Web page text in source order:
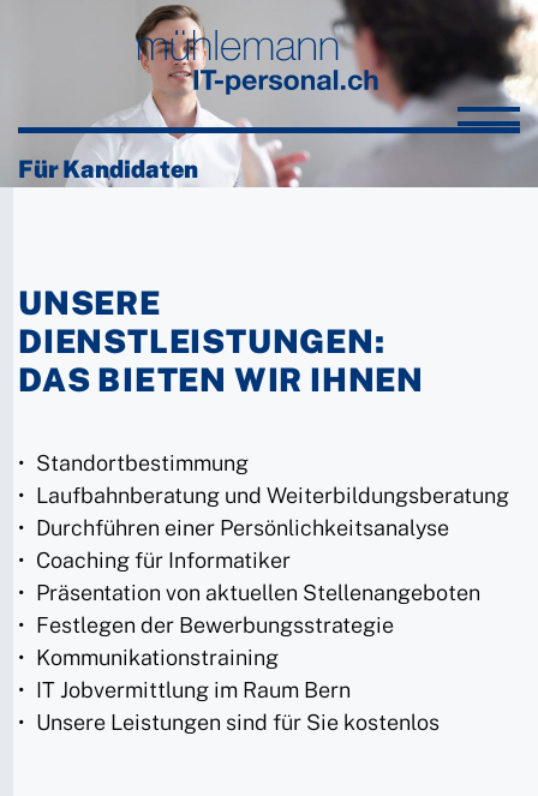
Für Kandidaten
UNSERE
DIENSTLEISTUNGEN:
DAS BIETEN WIR IHNEN
Standortbestimmung
Laufbahnberatung und Weiterbildungsberatung
Durchführen einer Persönlichkeitsanalyse
Coaching für Informatiker
Präsentation von aktuellen Stellenangeboten
Festlegen der Bewerbungsstrategie
Kommunikationstraining
IT Jobvermittlung im Raum Bern
Unsere Leistungen sind für Sie kostenlos